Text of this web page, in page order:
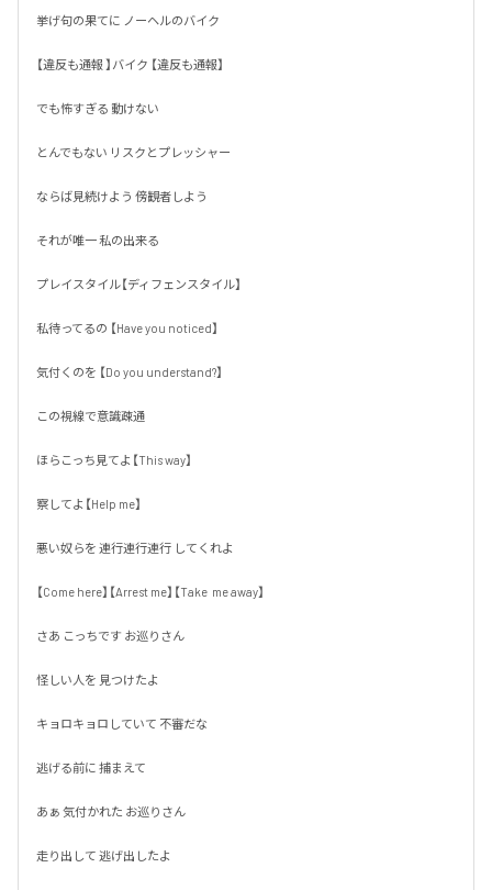
挙げ句の果てに ノーヘルのバイク
【違反も通報 】バイク 【違反も通報】
でも怖すぎる 動けない
とんでもない リスクとプレッシャー
ならば見続けよう 傍観者しよう
それが唯一 私の出来る
プレイスタイル【ディフェンスタイル】
私待ってるの 【Have you noticed】
気付くのを 【Do you understand?】
この視線で意識疎通
ほらこっち見てよ【This way】
察してよ【Help me】
悪い奴らを 連行連行連行 してくれよ
【Come here】【Arrest me】【Take  me away】
さあ こっちです お巡りさん
怪しい人を 見つけたよ
キョロキョロしていて 不審だな
逃げる前に 捕まえて
あぁ 気付かれた お巡りさん
走り出して 逃げ出したよ